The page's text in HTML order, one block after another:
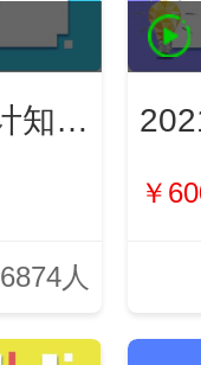
2021、2022建筑设计知识（新）
6874人
￥